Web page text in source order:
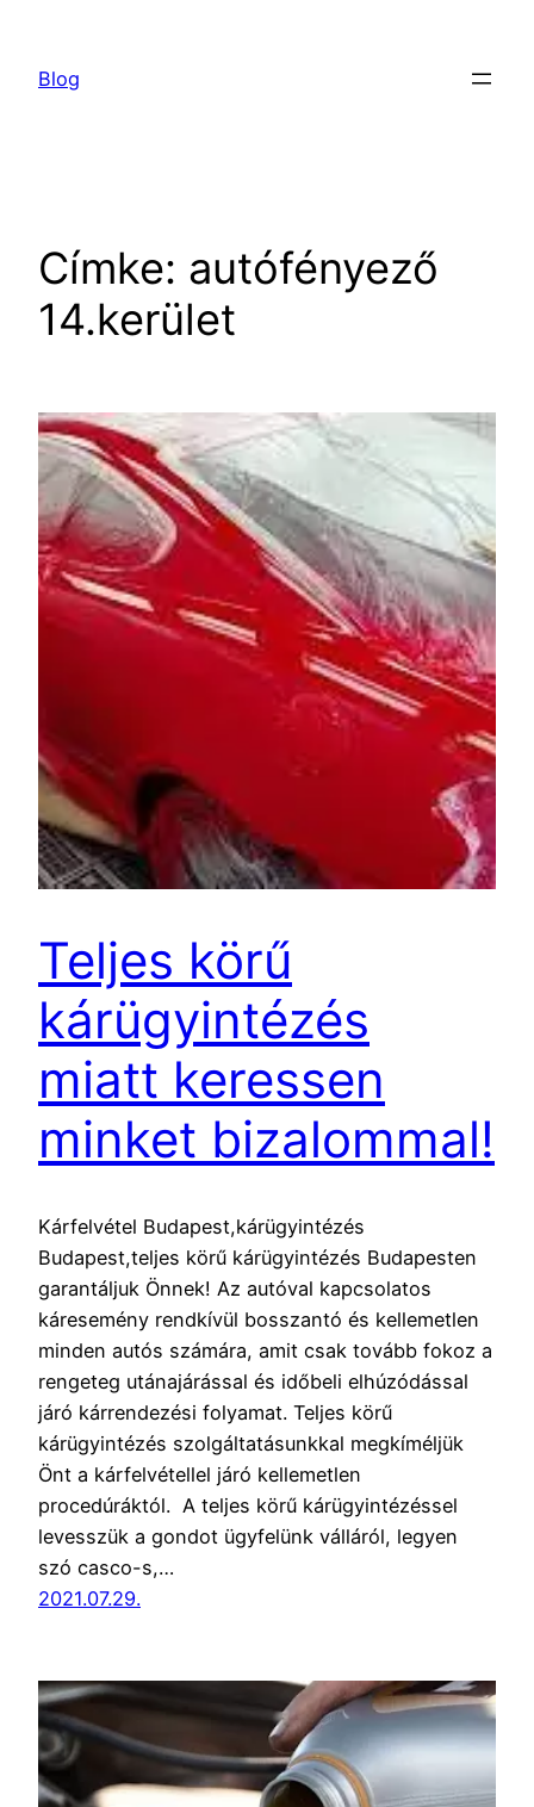
tartalomhoz
Blog
Címke: autófényező
14.kerület
Teljes körű
kárügyintézés
miatt keressen
minket bizalommal!
Kárfelvétel Budapest,kárügyintézés
Budapest,teljes körű kárügyintézés Budapesten
garantáljuk Önnek! Az autóval kapcsolatos
káresemény rendkívül bosszantó és kellemetlen
minden autós számára, amit csak tovább fokoz a
rengeteg utánajárással és időbeli elhúzódással
járó kárrendezési folyamat. Teljes körű
kárügyintézés szolgáltatásunkkal megkíméljük
Önt a kárfelvétellel járó kellemetlen
procedúráktól. A teljes körű kárügyintézéssel
levesszük a gondot ügyfelünk válláról, legyen
szó casco-s,…
2021.07.29.